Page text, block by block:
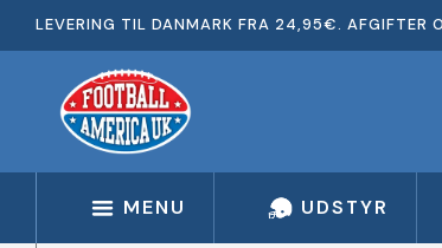
LEVERING TIL DANMARK FRA 24,95€. AFGIFTER
MENU UDSTYR